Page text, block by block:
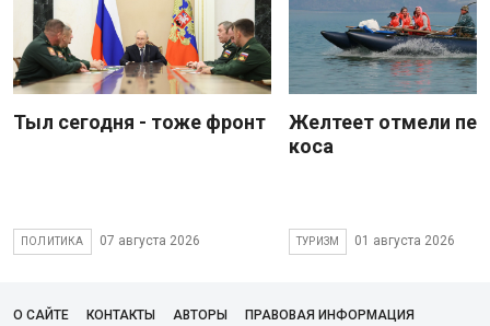
Тыл сегодня - тоже фронт
ПОЛИТИКА 07 августа 2026
Желтеет отмели
коса
ТУРИЗМ 01 августа 2026
О САЙТЕ КОНТАКТЫ АВТОРЫ ПРАВОВАЯ ИНФОРМАЦИЯ